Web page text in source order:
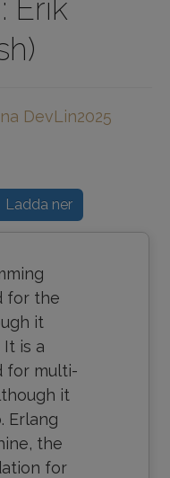
Erik
DevLin2025
Ladda ner
for the
it
is a
for multi-
it
Erlang
the
for